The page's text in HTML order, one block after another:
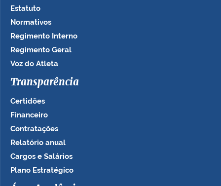
Estatuto
Normativos
Regimento Interno
Regimento Geral
Voz do Atleta
Transparência
Certidões
Financeiro
Contratações
Relatório anual
Cargos e Salários
Plano Estratégico